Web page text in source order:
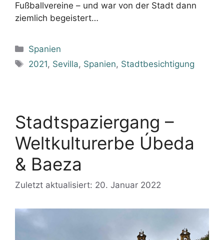
Fußballvereine – und war von der Stadt dann
ziemlich begeistert…
Kategorien
Spanien
Schlagwörter
2021, Sevilla, Spanien, Stadtbesichtigung
Stadtspaziergang –
Weltkulturerbe Úbeda
& Baeza
Zuletzt aktualisiert: 20. Januar 2022